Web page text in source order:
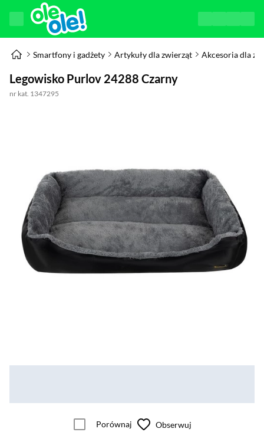
Smartfony i gadżety Artykuły dla zwierząt Akcesoria dla
Legowisko Purlov 24288 Czarny
nr kat. 1347295
Porównaj Obserwuj